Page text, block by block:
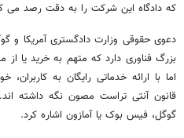
که دادگاه این شرکت را به دقت رصد می
دعوی حقوقی وزارت دادگستری آمریکا و
بزرگ فناوری دارد که متهم به خرید یا
اما با ارائه خدماتی رایگان به
قانون آنتی تراست مصون نگه داشته
گوگل، فیس بوک یا آمازون اشاره کرد.